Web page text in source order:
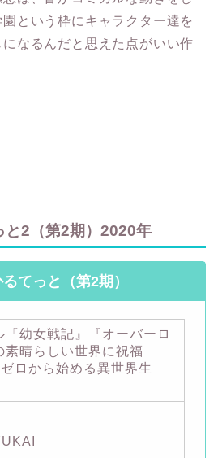
という枠にキャラクター達を
なるんだと思えた点がいい作
と2（第2期）2020年
てっと（第2期）
『幼女戦記』『オーバーロ
素晴らしい世界に祝福
ロから始める異世界生